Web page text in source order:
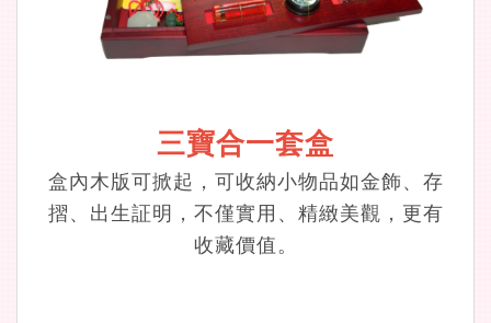
三寶合一套盒
盒內木版可掀起，可收納小物品如金飾、存
摺、出生証明，不僅實用、精緻美觀，更有
收藏價值。